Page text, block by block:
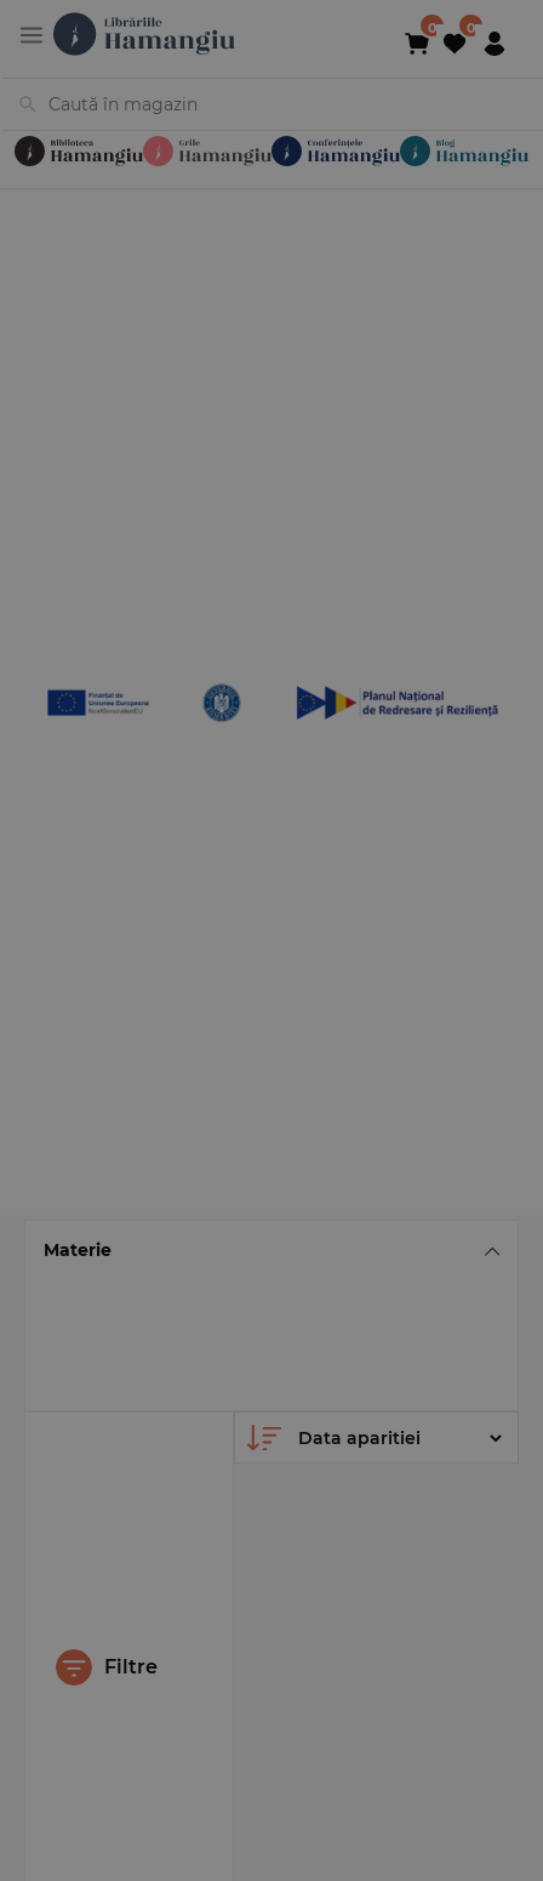
Materie
Filtre